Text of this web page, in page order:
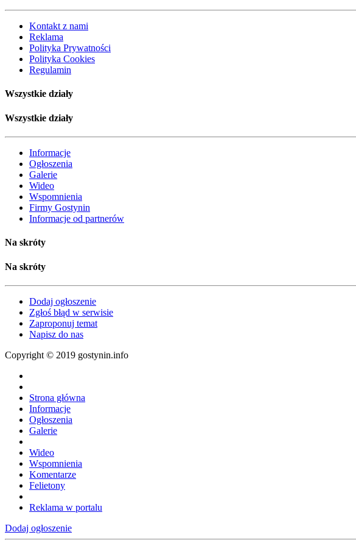
Kontakt z nami
Reklama
Polityka Prywatności
Polityka Cookies
Regulamin
Wszystkie działy
Wszystkie działy
Informacje
Ogłoszenia
Galerie
Wideo
Wspomnienia
Firmy Gostynin
Informacje od partnerów
Na skróty
Na skróty
Dodaj ogłoszenie
Zgłoś błąd w serwisie
Zaproponuj temat
Napisz do nas
Copyright © 2019 gostynin.info
Strona główna
Informacje
Ogłoszenia
Galerie
Wideo
Wspomnienia
Komentarze
Felietony
Reklama w portalu
Dodaj ogłoszenie